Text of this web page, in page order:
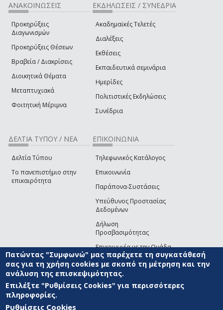
ΑΝΑΚΟΙΝΩΣΕΙΣ
Προκηρύξεις
Διαγωνισμών
Προκηρύξεις Θέσεων
Βραβεία / Διακρίσεις
Διοικητικά Θέματα
Μεταπτυχιακά
Φοιτητική Μέριμνα
ΕΚΔΗΛΩΣΕΙΣ / ΣΥΝΕΔΡΙΑ
Ακαδημαϊκές Τελετές
Διαλέξεις
Εκθέσεις
Εκπαιδευτικά σεμινάρια
Ημερίδες
Πολιτιστικές Εκδηλώσεις
Συνέδρια
ΔΕΛΤΙΑ ΤΥΠΟΥ / ΝΕΑ
Δελτία Τύπου
Το πανεπιστήμιο στην
επικαιρότητα
ΕΠΙΚΟΙΝΩΝΙΑ
Τηλεφωνικός Κατάλογος
Επικοινωνία
Παράπονα-Συστάσεις
Υπεύθυνος Προστασίας
Δεδομένων
Δήλωση
Προσβασιμότητας
Επικοινωνία με την Ομάδα
Ανάπτυξης του site(link sends e-mail)
© ΠΑΝΕΠΙΣΤΗΜΙΟ ΑΙΓΑΙΟΥ ΟΡΟΙ ΧΡΗΣΗΣ
ΑΝΑΠΤΥΞΗΣ
Πατώντας "Συμφωνώ" μας παρέχετε τη συγκατάθεσή
σας για τη χρήση cookies με σκοπό τη μέτρηση και την
ανάλυση της επισκεψιμότητας.
Επιλέξτε "Ρυθμίσεις Cookies" για περισσότερες
πληροφορίες.
Ρυθμίσεις Cookies